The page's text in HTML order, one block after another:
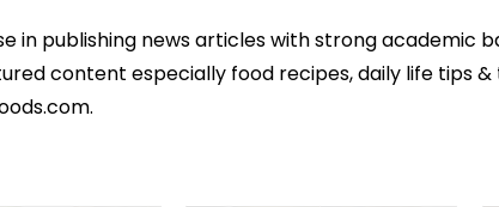
in publishing news articles with strong academic
content especially food recipes, daily life tips